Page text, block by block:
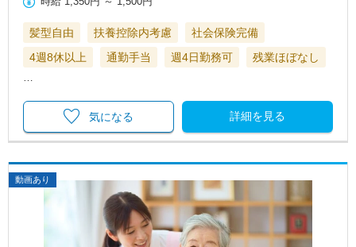
髪型自由 扶養控除内考慮
社会保険完備
4週8休以上
通勤手当 週4日勤務可 残業ほぼなし
…
詳細を見る
気になる
動画あり